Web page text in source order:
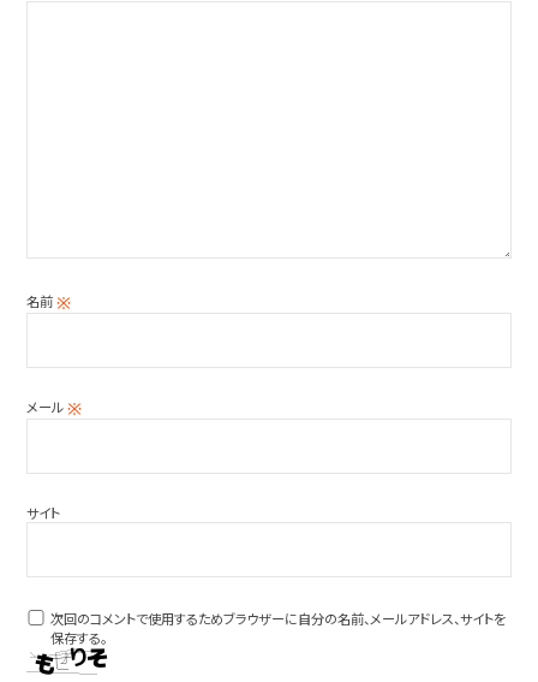
名前※
メール※
サイト
次回のコメントで使用するためブラウザーに自分の名前、メールアドレス、サイトを
保存する。